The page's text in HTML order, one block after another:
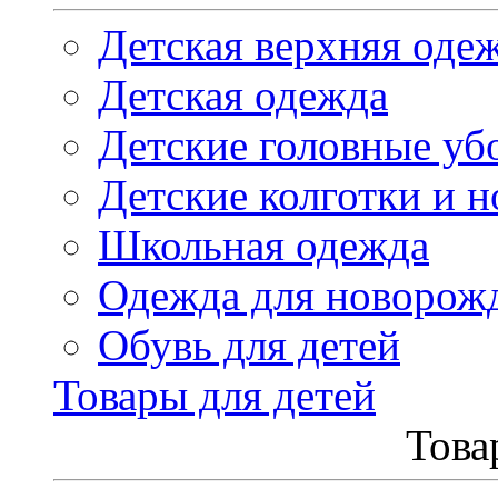
Детская верхняя
Детская одежда
Детские головные
Детские колготки и
Школьная одежда
Одежда для
Обувь для детей
Товары для детей